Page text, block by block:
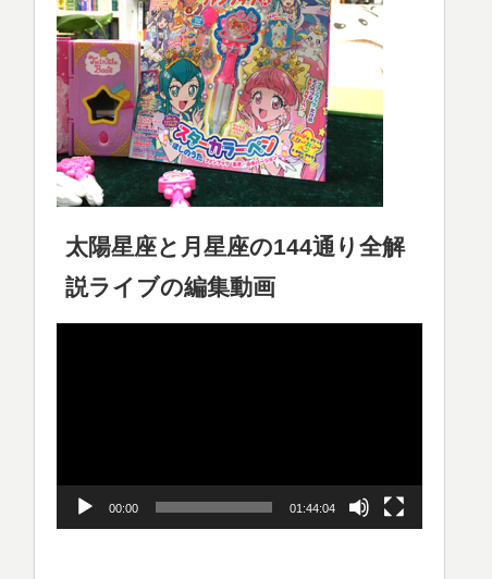
太陽星座と月星座の144通り全解
説ライブの編集動画
00:00 01:44:04